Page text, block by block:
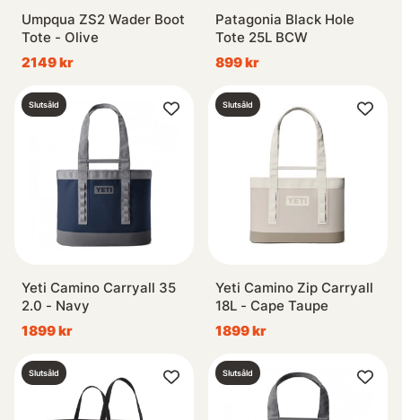
Umpqua ZS2 Wader Boot
Tote - Olive
2149 kr
Patagonia Black Hole
Tote 25L BCW
899 kr
Slutsåld
Yeti Camino Carryall 35
2.0 - Navy
1899 kr
Slutsåld
Yeti Camino Zip Carryall
18L - Cape Taupe
1899 kr
Slutsåld Slutsåld